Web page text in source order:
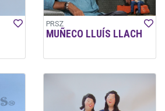
PRSZ
MUÑECO LLUÍS LLACH